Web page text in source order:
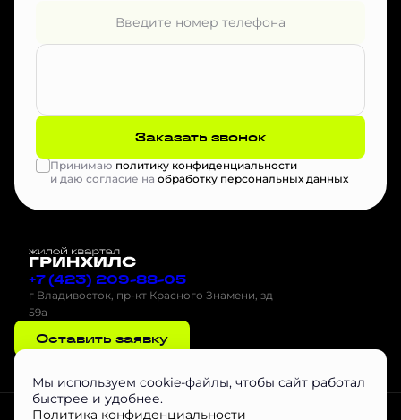
Заказать звонок
Принимаю политику конфиденциальности
и даю согласие на обработку персональных данных
+7 (423) 209-88-05
г Владивосток, пр-кт Красного Знамени, зд
59а
Оставить заявку
Проектная декларация на наш.дом.рф
Мы используем cookie-файлы, чтобы сайт работал
быстрее и удобнее.
Политика конфиденциальности